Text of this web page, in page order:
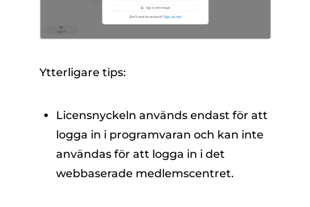
Ytterligare tips:
Licensnyckeln används endast för att
logga in i programvaran och kan inte
användas för att logga in i det
webbaserade medlemscentret.